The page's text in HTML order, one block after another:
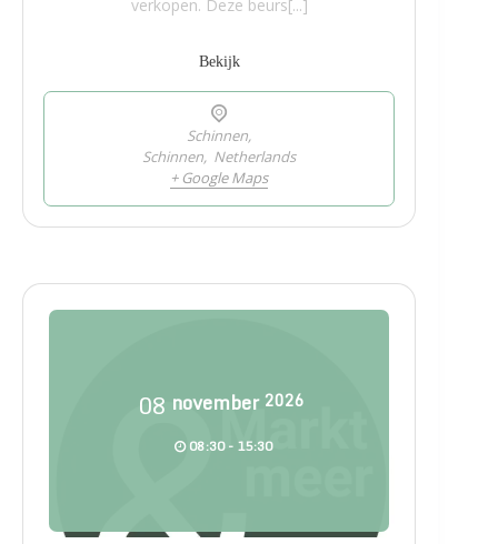
verkopen. Deze beurs[...]
Bekijk
Schinnen,
Schinnen, Netherlands
+ Google Maps
08 november 2026
08:30 - 15:30